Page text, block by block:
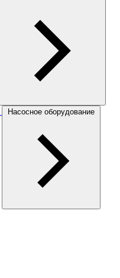
Насосное оборудование